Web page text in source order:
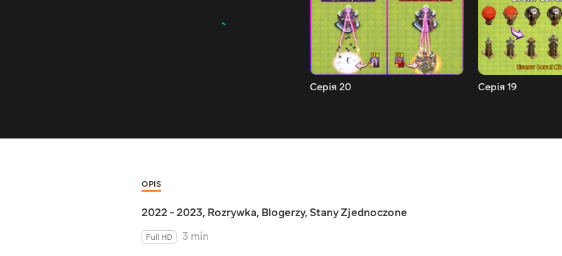
Серія 20 Серія 19
OPIS
2022 - 2023, Rozrywka, Blogerzy, Stany Zjednoczone
Full HD
3 min